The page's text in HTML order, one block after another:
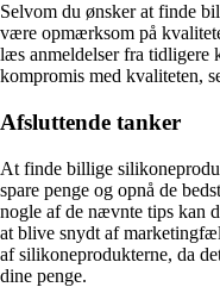
Selvom du ønsker at finde
være opmærksom på
læs anmeldelser fra tidligere
kompromis med kvaliteten,
Afsluttende tanker
At finde billige
spare penge og opnå de
nogle af de nævnte tips kan
at blive snydt af
af silikoneprodukterne, da
dine penge.